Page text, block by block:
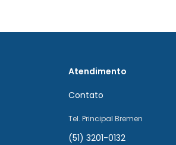
Atendimento
Contato
Tel. Principal Bremen
(51) 3201-0132